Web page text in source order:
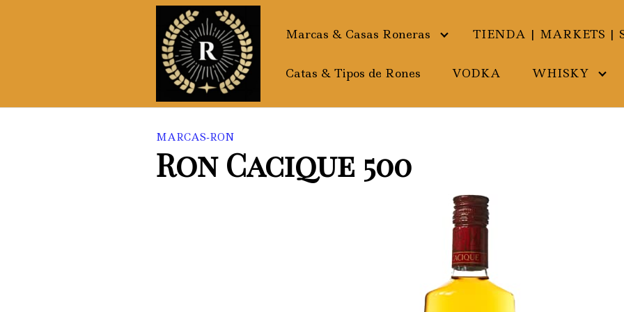
Marcas & Casas Roneras TIENDA | MARKETS |
Catas & Tipos de Rones VODKA WHISKY
MARCAS-RON
Ron Cacique 500